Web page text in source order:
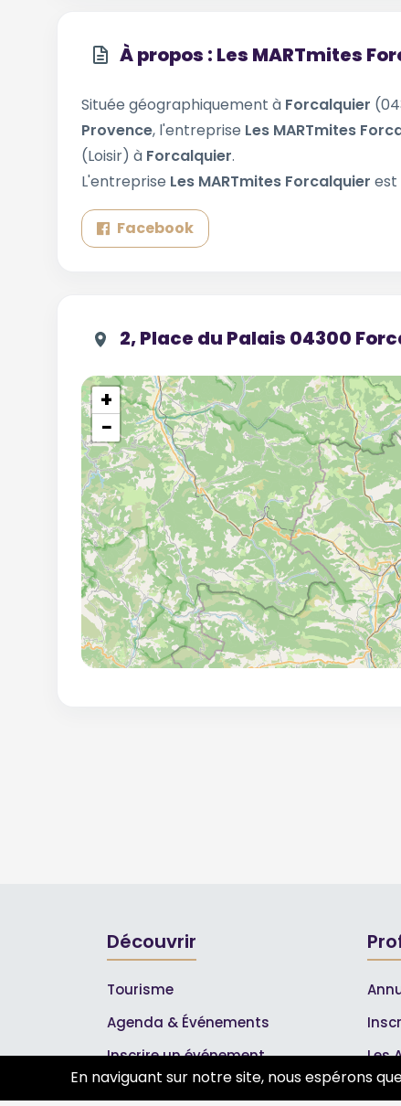
À propos : Les MARTmites
Située géographiquement à Forcalquier
Provence, l'entreprise Les MARTmites
(Loisir) à Forcalquier.
L'entreprise Les MARTmites Forcalquier est
Facebook
2, Place du Palais 04300
+
−
Découvrir
Tourisme
Agenda & Événements
Inscrire un événement
Qui sommes-nous ?
Les
En naviguant sur notre site, nous espérons